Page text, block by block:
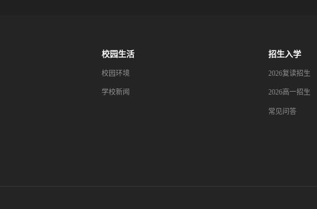
校园生活
校园环境
学校新闻
招生入学
2026复读招生
2026高一招生
常见问答